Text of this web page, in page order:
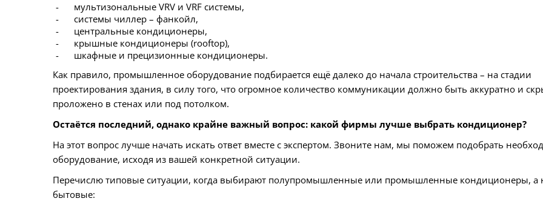
мультизональные VRV и VRF системы,
системы чиллер – фанкойл,
центральные кондиционеры,
крышные кондиционеры (rooftop),
шкафные и прецизионные кондиционеры.
Как правило, промышленное оборудование подбирается ещё далеко до начала строительства – на стадии
проектирования здания, в силу того, что огромное количество коммуникации должно быть аккуратно и
проложено в стенах или под потолком.
Остаётся последний, однако крайне важный вопрос: какой фирмы лучше выбрать кондиционер?
На этот вопрос лучше начать искать ответ вместе с экспертом. Звоните нам, мы поможем подобрать
оборудование, исходя из вашей конкретной ситуации.
Перечислю типовые ситуации, когда выбирают полупромышленные или промышленные кондиционеры, а
бытовые: